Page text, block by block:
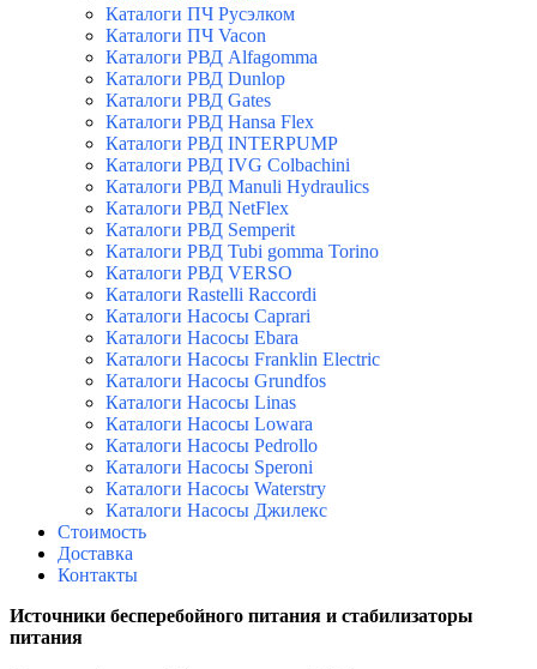
Каталоги ПЧ Русэлком
Каталоги ПЧ Vacon
Каталоги РВД Alfagomma
Каталоги РВД Dunlop
Каталоги РВД Gates
Каталоги РВД Hansa Flex
Каталоги РВД INTERPUMP
Каталоги РВД IVG Colbachini
Каталоги РВД Manuli Hydraulics
Каталоги РВД NetFlex
Каталоги РВД Semperit
Каталоги РВД Tubi gomma Torino
Каталоги РВД VERSO
Каталоги Rastelli Raccordi
Каталоги Насосы Caprari
Каталоги Насосы Ebara
Каталоги Насосы Franklin Electric
Каталоги Насосы Grundfos
Каталоги Насосы Linas
Каталоги Насосы Lowara
Каталоги Насосы Pedrollo
Каталоги Насосы Speroni
Каталоги Насосы Waterstry
Каталоги Насосы Джилекс
Стоимость
Доставка
Контакты
Источники бесперебойного питания и стабилизаторы
питания